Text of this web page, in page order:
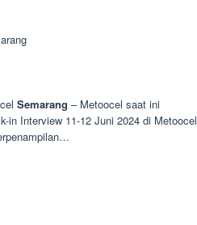
Semarang – Metoocel saat ini
Interview 11-12 Juni 2024 di Metoocel